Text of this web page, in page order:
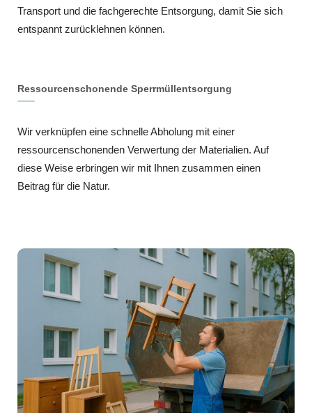
Transport und die fachgerechte Entsorgung, damit Sie sich
entspannt zurücklehnen können.
Ressourcenschonende Sperrmüllentsorgung
Wir verknüpfen eine schnelle Abholung mit einer
ressourcenschonenden Verwertung der Materialien. Auf
diese Weise erbringen wir mit Ihnen zusammen einen
Beitrag für die Natur.